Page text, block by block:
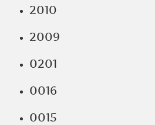
2010
2009
0201
0016
0015